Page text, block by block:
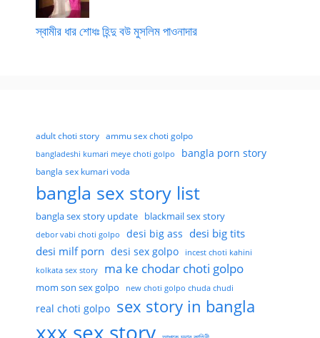
স্বামীর ধার শোধঃ হিন্দু বউ মুসলিম পাওনাদার
adult choti story ammu sex choti golpo
bangladeshi kumari meye choti golpo bangla porn story
bangla sex kumari voda
bangla sex story list
bangla sex story update blackmail sex story
debor vabi choti golpo desi big ass desi big tits
desi milf porn desi sex golpo incest choti kahini
kolkata sex story ma ke chodar choti golpo
mom son sex golpo new choti golpo chuda chudi
real choti golpo sex story in bangla
xxx sex story